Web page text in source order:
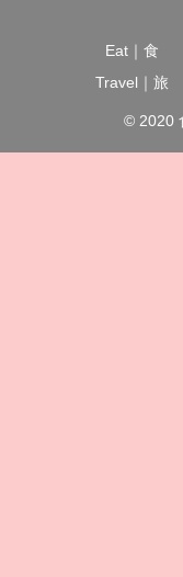
Eat｜食
Travel｜旅
© 2020